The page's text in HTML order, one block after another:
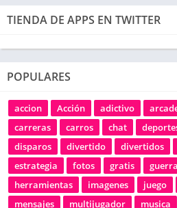
TIENDA DE APPS EN TWITTER
POPULARES
accion Acción adictivo
carreras
carros chat
disparos
divertido divertidos
estrategia
fotos gratis guerra
herramientas
imagenes juego
mensajes
multijugador musica